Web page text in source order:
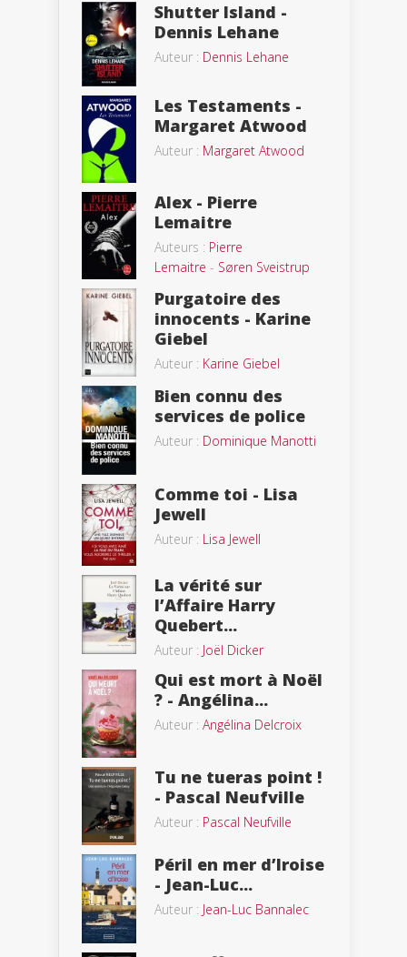
Shutter Island -
Dennis Lehane
Auteur : Dennis Lehane
Les Testaments -
Margaret Atwood
Auteur : Margaret Atwood
Alex - Pierre
Lemaitre
Auteurs : Pierre
Lemaitre - Søren Sveistrup
Purgatoire des
innocents - Karine
Giebel
Auteur : Karine Giebel
Bien connu des
services de police
Auteur : Dominique Manotti
Comme toi - Lisa
Jewell
Auteur : Lisa Jewell
La vérité sur
l’Affaire Harry
Quebert...
Auteur : Joël Dicker
Qui est mort à Noël
? - Angélina...
Auteur : Angélina Delcroix
Tu ne tueras point !
- Pascal Neufville
Auteur : Pascal Neufville
Péril en mer d’Iroise
- Jean-Luc...
Auteur : Jean-Luc Bannalec